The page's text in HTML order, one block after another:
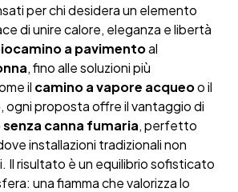
per chi desidera un elemento
di unire calore, eleganza e libertà
a pavimentoal
, fino alle soluzioni più
il camino a vapore acqueoo il
, ogni proposta offre il vantaggio di
canna fumaria, perfetto
installazioni tradizionali non
Il risultato è un equilibrio sofisticato
una fiamma che valorizza lo